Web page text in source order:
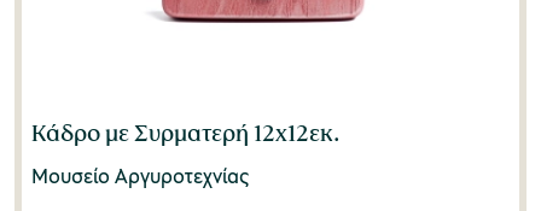
Κάδρο με Συρματερή 12x12εκ.
Μουσείο Αργυροτεχνίας